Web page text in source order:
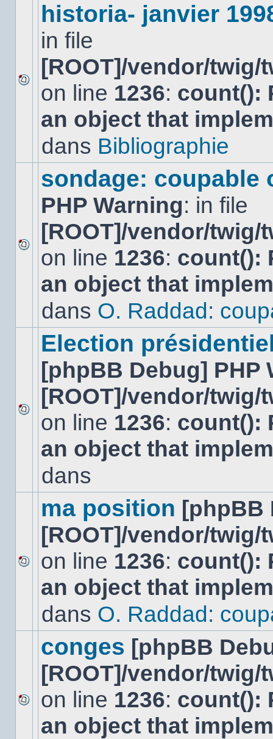
sujet.
Aucun
nouveau
message
non-
dans
historia- janvier
in file
[ROOT]/vendor/
on line 1236: count():
an object that
dans Bibliographie
Aucun
nouveau
message
non-
dans
sondage: coupable
PHP Warning: in file
[ROOT]/vendor/
on line 1236: count():
an object that
dans O. Raddad:
Aucun
nouveau
message
non-
dans
Election
[phpBB Debug] PHP
[ROOT]/vendor/
on line 1236: count():
an object that
dans
Aucun
nouveau
message
sujet.
ma position [phpBB
[ROOT]/vendor/
on line 1236: count():
an object that
dans O. Raddad:
Aucun
nouveau
message
conges [phpBB
[ROOT]/vendor/
on line 1236: count():
an object that